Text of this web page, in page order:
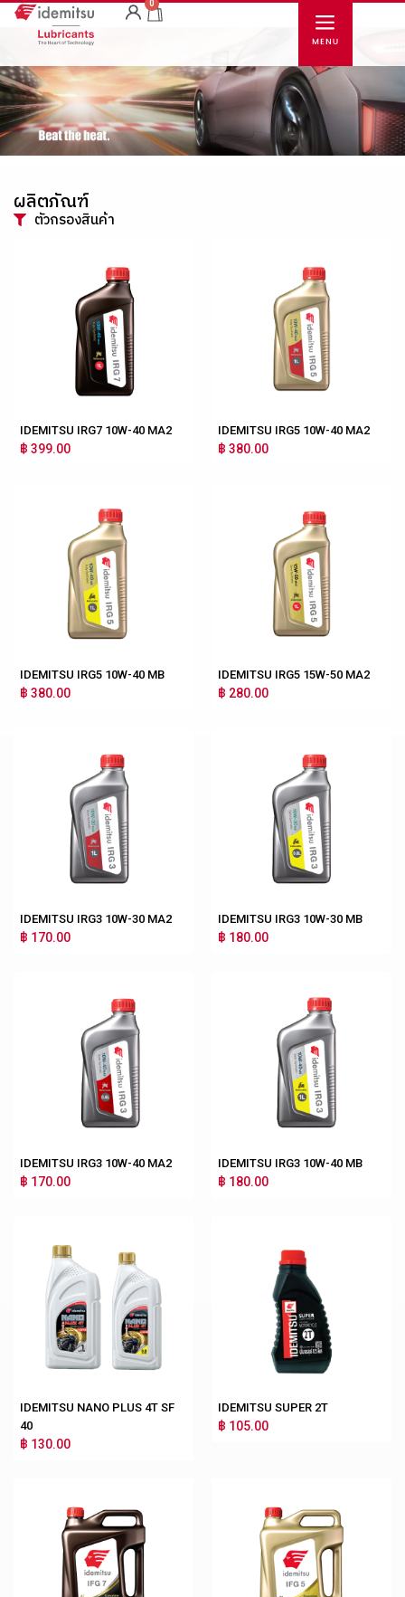
0
ผลิตภัณฑ์
ตัวกรองสินค้า
IDEMITSU IRG7 10W-40 MA2
฿ 399.00
IDEMITSU IRG5 10W-40 MA2
฿ 380.00
IDEMITSU IRG5 10W-40 MB
฿ 380.00
IDEMITSU IRG5 15W-50 MA2
฿ 280.00
IDEMITSU IRG3 10W-30 MA2
฿ 170.00
IDEMITSU IRG3 10W-30 MB
฿ 180.00
IDEMITSU IRG3 10W-40 MA2
฿ 170.00
IDEMITSU IRG3 10W-40 MB
฿ 180.00
IDEMITSU NANO PLUS 4T SF
40
฿ 130.00
IDEMITSU SUPER 2T
฿ 105.00